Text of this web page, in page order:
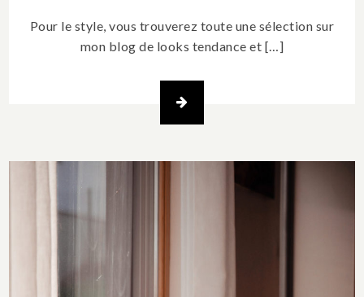
Pour le style, vous trouverez toute une sélection sur
mon blog de looks tendance et […]